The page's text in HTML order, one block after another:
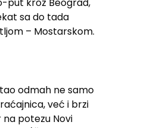
sa do tada
– Mostarskom.
odmah ne samo
već i brzi
potezu Novi